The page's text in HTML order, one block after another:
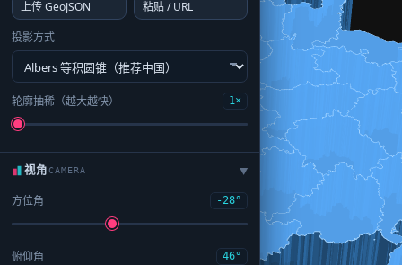
上传 GeoJSON
粘贴 / URL
投影方式
轮廓抽稀（越大越快） 1×
视角CAMERA ▶
方位角 -28°
俯仰角 46°